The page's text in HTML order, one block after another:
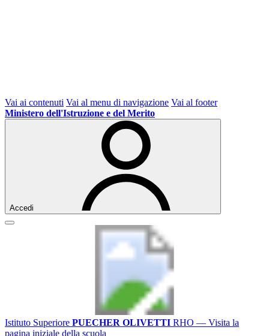
Vai ai contenuti Vai al menu di navigazione Vai al footer
Ministero dell'Istruzione e del Merito
Accedi
Istituto Superiore PUECHER OLIVETTI RHO — Visita la
pagina iniziale della scuola